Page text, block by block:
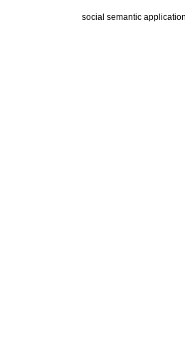
social semantic